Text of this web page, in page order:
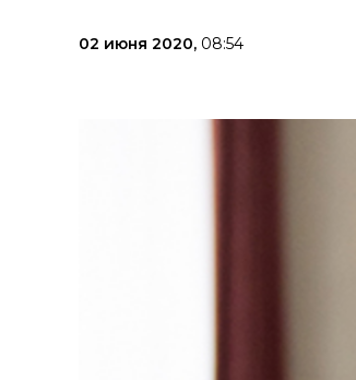
02 июня 2020, 08:54